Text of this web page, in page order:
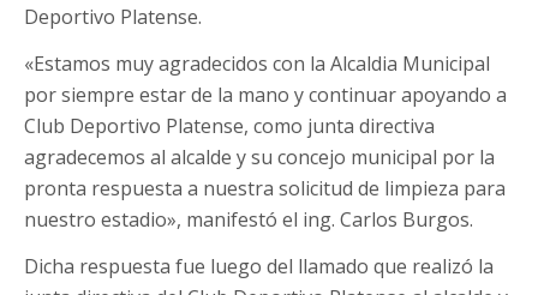
Deportivo Platense.
«Estamos muy agradecidos con la Alcaldia Municipal
por siempre estar de la mano y continuar apoyando a
Club Deportivo Platense, como junta directiva
agradecemos al alcalde y su concejo municipal por la
pronta respuesta a nuestra solicitud de limpieza para
nuestro estadio», manifestó el ing. Carlos Burgos.
Dicha respuesta fue luego del llamado que realizó la